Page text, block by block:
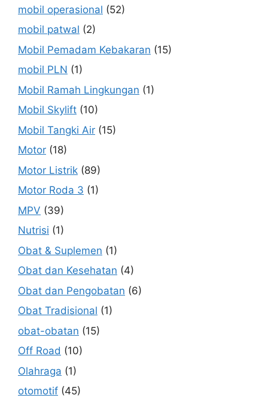
mobil operasional (52)
mobil patwal (2)
Mobil Pemadam Kebakaran (15)
mobil PLN (1)
Mobil Ramah Lingkungan (1)
Mobil Skylift (10)
Mobil Tangki Air (15)
Motor (18)
Motor Listrik (89)
Motor Roda 3 (1)
MPV (39)
Nutrisi (1)
Obat & Suplemen (1)
Obat dan Kesehatan (4)
Obat dan Pengobatan (6)
Obat Tradisional (1)
obat-obatan (15)
Off Road (10)
Olahraga (1)
otomotif (45)